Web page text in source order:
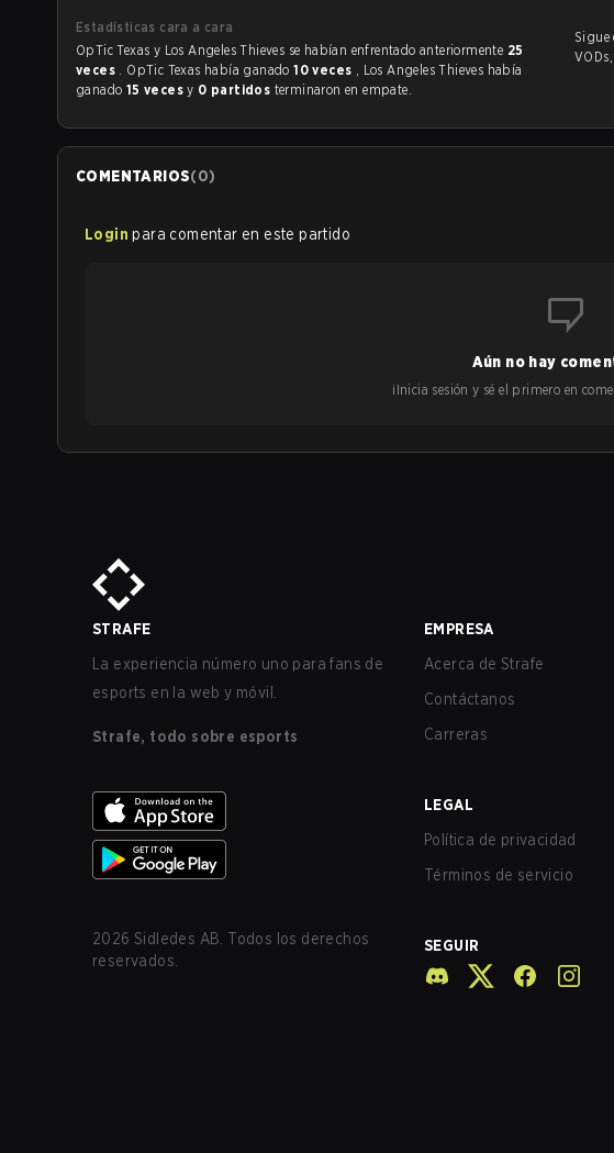
Estadísticas cara a cara
OpTic Texas y Los Angeles Thieves se habían enfrentado anteriormente 25
veces . OpTic Texas había ganado10 veces , Los Angeles Thieves había
ganado 15 vecesy 0 partidos terminaron en empate.
Sigue
COMENTARIOS(0)
Login para comentar en este partido
Aún no hay
¡Inicia sesión y sé el primero en
STRAFE
La experiencia número uno para fans de
esports en la web y móvil.
Strafe, todo sobre esports
2026 Sidledes AB. Todos los derechos
reservados.
EMPRESA
Acerca de Strafe
Contáctanos
Carreras
LEGAL
Política de privacidad
Términos de servicio
SEGUIR